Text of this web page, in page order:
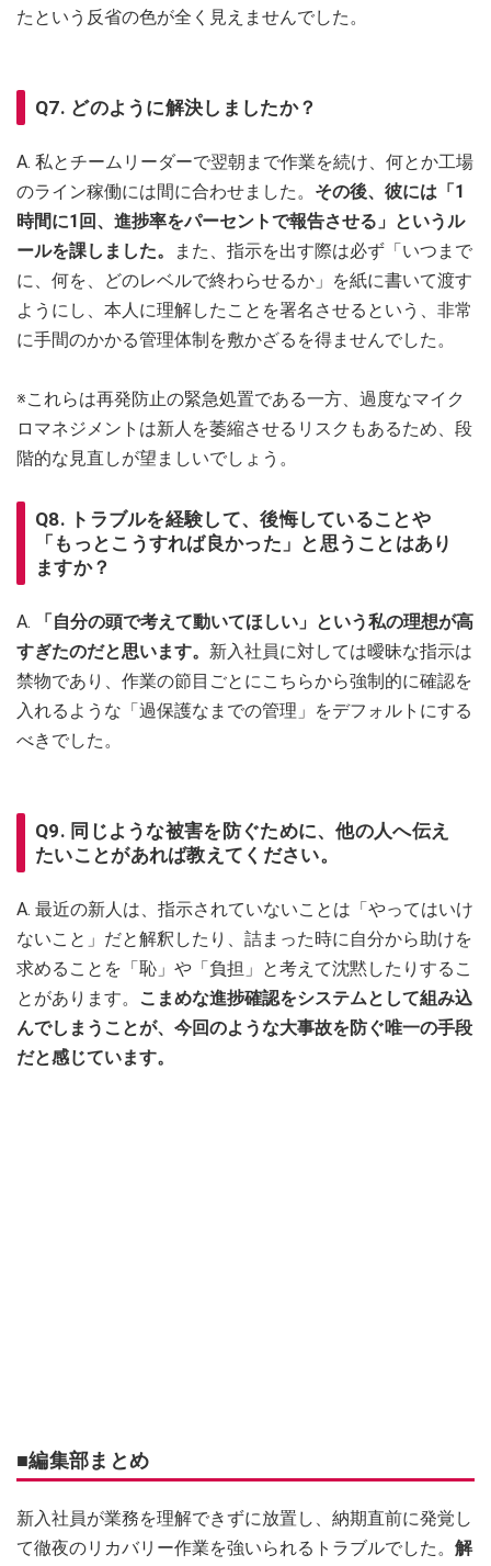
たという反省の色が全く見えませんでした。
Q7. どのように解決しましたか？
A. 私とチームリーダーで翌朝まで作業を続け、何とか工場
のライン稼働には間に合わせました。 その後、彼には「1
時間に1回、進捗率をパーセントで報告させる」というル
ールを課しました。
また、指示を出す際は必ず「いつまで
に、何を、どのレベルで終わらせるか」を紙に書いて渡す
ようにし、本人に理解したことを署名させるという、非常
に手間のかかる管理体制を敷かざるを得ませんでした。
※これらは再発防止の緊急処置である一方、過度なマイク
ロマネジメントは新人を萎縮させるリスクもあるため、段
階的な見直しが望ましいでしょう。
Q8. トラブルを経験して、後悔していることや
「もっとこうすれば良かった」と思うことはあり
ますか？
A.
「自分の頭で考えて動いてほしい」という私の理想が高
すぎたのだと思います。 新入社員に対しては曖昧な指示は
禁物であり、作業の節目ごとにこちらから強制的に確認を
入れるような「過保護なまでの管理」をデフォルトにする
べきでした。
Q9. 同じような被害を防ぐために、他の人へ伝え
たいことがあれば教えてください。
A. 最近の新人は、指示されていないことは「やってはいけ
ないこと」だと解釈したり、詰まった時に自分から助けを
求めることを「恥」や「負担」と考えて沈黙したりするこ
とがあります。
こまめな進捗確認をシステムとして組み込
んでしまうことが、今回のような大事故を防ぐ唯一の手段
だと感じています。
■編集部まとめ
新入社員が業務を理解できずに放置し、納期直前に発覚し
て徹夜のリカバリー作業を強いられるトラブルでした。 解